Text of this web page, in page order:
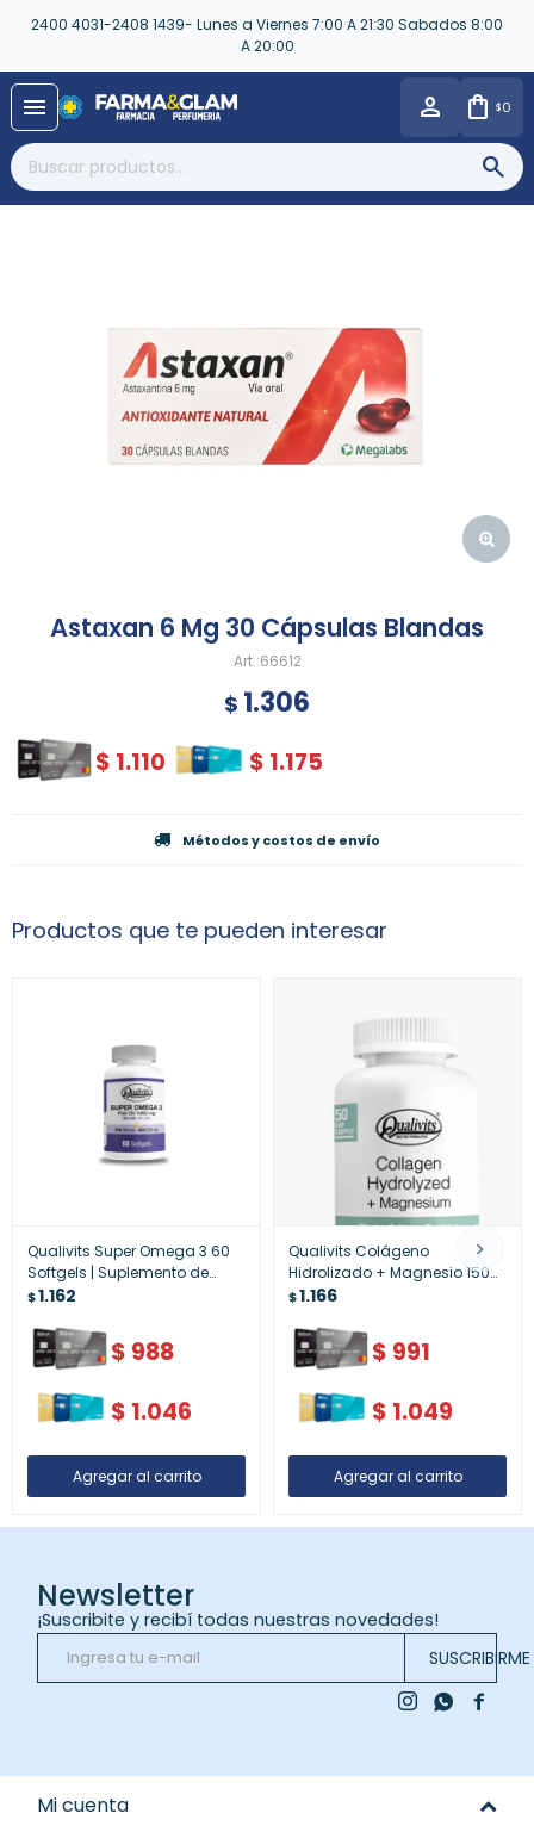
2400 4031-2408 1439- Lunes a Viernes 7:00 A 21:30 Sabados 8:00
A 20:00
menu $0
Astaxan 6 Mg 30 Cápsulas Blandas
66612
$ 1.306
$ 1.110 $ 1.175
Métodos y costos de envío
Productos que te pueden interesar
Qualivits Super Omega 3 60
Softgels | Suplemento de
Ácidos Grasos Esenciales
$1.162
$ 988
$ 1.046
Qualivits Colágeno
Hidrolizado + Magnesio 150
Cápsulas – Cuidado Óseo y
$1.166
$ 991
$ 1.049
Newsletter
¡Suscribite y recibí todas nuestras novedades!
SUSCRIBIRME

 
Mi cuenta